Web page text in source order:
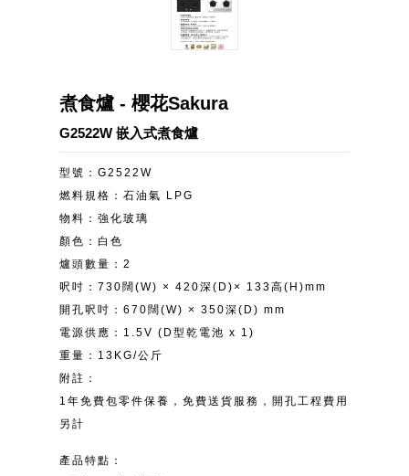
煮食爐 - 櫻花Sakura
G2522W 嵌入式煮食爐
型號：G2522W
燃料規格：石油氣 LPG
物料：強化玻璃
顏色：白色
爐頭數量：2
呎吋：730闊(W) × 420深(D)× 133高(H)mm
開孔呎吋：670闊(W) × 350深(D) mm
電源供應：1.5V (D型乾電池 x 1)
重量：13KG/公斤
附註：
1年免費包零件保養，免費送貨服務，開孔工程費用
另計
產品特點：